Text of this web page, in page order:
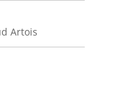
Artois